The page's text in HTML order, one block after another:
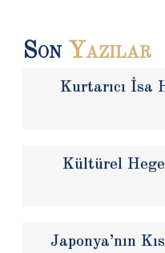
Son Yazılar
Kurtarıcı İsa
Kültürel
Japonya’nın